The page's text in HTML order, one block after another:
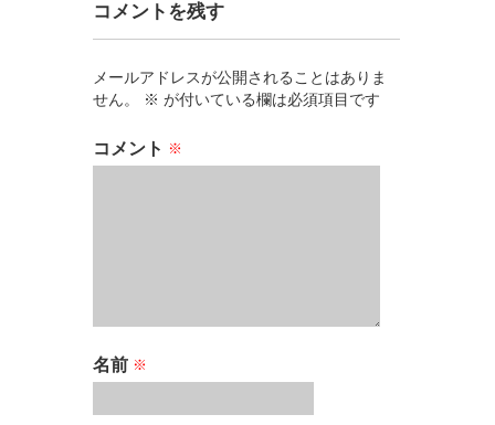
コメントを残す
メールアドレスが公開されることはありま
せん。
※ が付いている欄は必須項目です
コメント ※
名前 ※